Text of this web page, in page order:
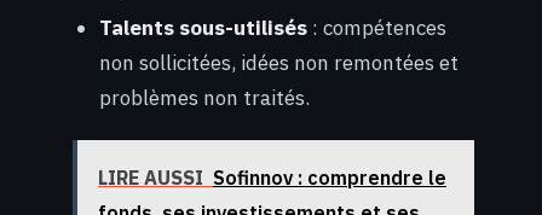
Talents sous-utilisés : compétences
non sollicitées, idées non remontées et
problèmes non traités.
LIRE AUSSI Sofinnov : comprendre le